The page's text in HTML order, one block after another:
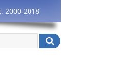
2000-2018